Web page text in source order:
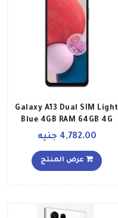
Galaxy A13 Dual SIM Light
Blue 4GB RAM 64GB 4G
International Version
4,782.00 جنيه
عرض المنتج